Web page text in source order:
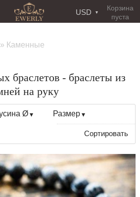
Корзина
пуста
USD
» Каменные
браслетов - браслеты из
на руку
Ø Размер
Сортировать